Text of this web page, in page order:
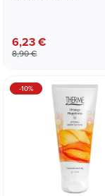
6,23 €
8,90 €
-10%